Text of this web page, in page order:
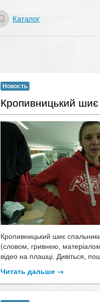
Каталог
Новость
Кропивницький
Кропивницький шиє
(словом, гривнею,
відео на плашці. Дивіться,
Читать дальше →